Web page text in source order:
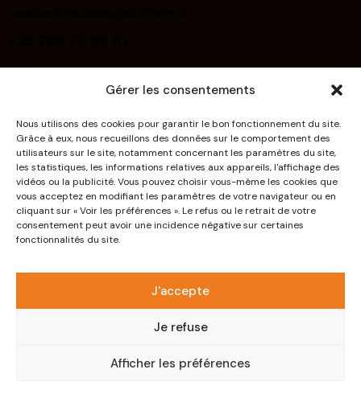
Gérer les consentements
Nous utilisons des cookies pour garantir le bon fonctionnement du site.
Grâce à eux, nous recueillons des données sur le comportement des
utilisateurs sur le site, notamment concernant les paramètres du site,
les statistiques, les informations relatives aux appareils, l'affichage des
vidéos ou la publicité. Vous pouvez choisir vous-même les cookies que
vous acceptez en modifiant les paramètres de votre navigateur ou en
cliquant sur « Voir les préférences ». Le refus ou le retrait de votre
consentement peut avoir une incidence négative sur certaines
fonctionnalités du site.
J'accepte
Je refuse
Afficher les préférences
About Us
Deco Effects
Systems
Products
Downloads
Contact
Politique relative à la protection des données à
caractère personnel
Conditions générales de fourniture